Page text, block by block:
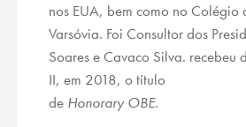
nos EUA, bem como no Colégio
Varsóvia. Foi Consultor dos
Soares e Cavaco Silva. recebeu
II, em 2018, o título
de Honorary OBE.